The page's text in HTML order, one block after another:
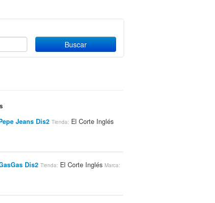
Jeans Dis2 Tienda: El Corte Inglés
Dis2 Tienda: El Corte Inglés Marca: